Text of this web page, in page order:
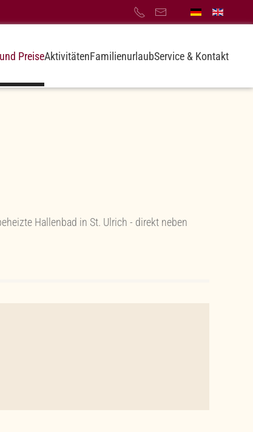
PreiseAktivitätenFamilienurlaubService & Kontakt
Hallenbad in St. Ulrich - direkt neben